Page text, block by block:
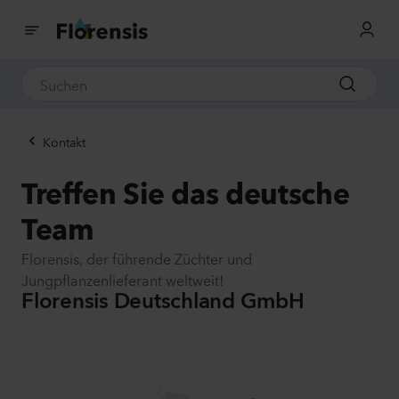
Kontakt
Treffen Sie das deutsche
Team
Florensis, der führende Züchter und
Jungpflanzenlieferant weltweit!
Florensis Deutschland GmbH